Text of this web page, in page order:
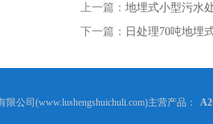
上一篇： 地埋式小型污水
下一篇： 日处理70吨地埋
公司(www.lushengshuichuli.com)主营产品：